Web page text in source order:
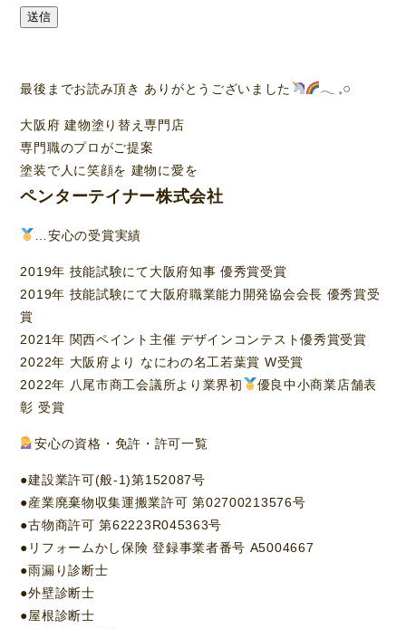
送信
最後までお読み頂き ありがとうございました ‪𓂃 𓈒𓏸
大阪府 建物塗り替え専門店
専門職のプロがご提案
塗装で人に笑顔を 建物に愛を
ペンターテイナー株式会社
…安心の受賞実績
2019年 技能試験にて大阪府知事 優秀賞受賞
2019年 技能試験にて大阪府職業能力開発協会会長 優秀賞受
賞
2021年 関西ペイント主催 デザインコンテスト優秀賞受賞
2022年 大阪府より なにわの名工若葉賞 W受賞
2022年 八尾市商工会議所より業界初
優良中小商業店舗表
彰 受賞
安心の資格・免許・許可一覧
●建設業許可(般-1)第152087号
●産業廃棄物収集運搬業許可 第02700213576号
●古物商許可 第62223R045363号
●リフォームかし保険 登録事業者番号 A5004667
●雨漏り診断士
●外壁診断士
●屋根診断士